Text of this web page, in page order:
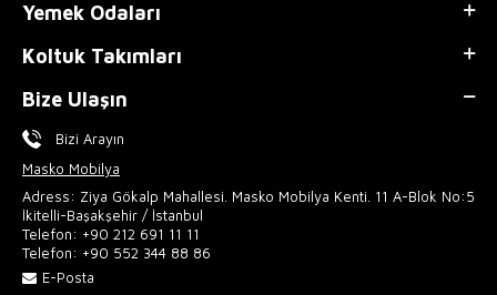
Yemek Odaları
Koltuk Takımları
Bize Ulaşın
Bizi Arayın
Masko Mobilya
Adress: Ziya Gökalp Mahallesi. Masko Mobilya Kenti. 11 A-Blok No:5
İkitelli-Başakşehir / İstanbul
Telefon: +90 212 691 11 11
Telefon: +90 552 344 88 86
E-Posta